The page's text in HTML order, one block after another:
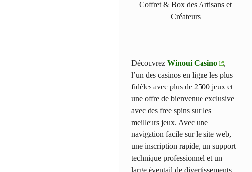
Coffret & Box des Artisans et
Créateurs
————————
DécouvrezWinoui Casino
,
l’un des casinos en ligne les plus
fidèles avec plus de 2500 jeux et
une offre de bienvenue exclusive
avec des free spins sur les
meilleurs jeux. Avec une
navigation facile sur le site web,
une inscription rapide, un support
technique professionnel et un
large éventail de divertissements,